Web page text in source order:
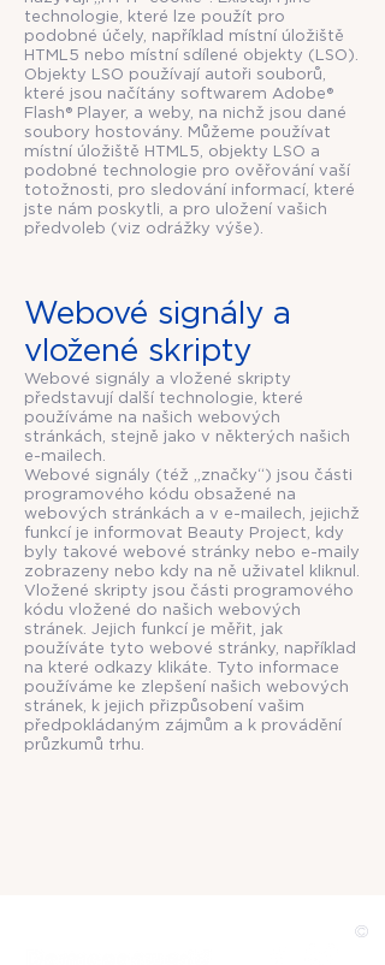
technologie, které lze použít pro
podobné účely, například místní úložiště
HTML5 nebo místní sdílené objekty (LSO).
Objekty LSO ​používají autoři souborů,
které jsou načítány softwarem Adobe®
Flash® Player, a weby, na nichž jsou dané
soubory hostovány. Můžeme používat
místní úložiště HTML5, objekty LSO a
podobné technologie pro ověřování vaší
totožnosti, pro sledování informací, které
jste nám poskytli, a pro uložení vašich
předvoleb (viz odrážky výše).
Webové signály a
vložené skripty
Webové signály a vložené skripty
představují další technologie, které
používáme na našich webových
stránkách, stejně jako v některých našich
e-mailech.
Webové signály (též „značky“) jsou části
programového kódu obsažené na
webových stránkách a v e-mailech, jejichž
funkcí je informovat Beauty Project, kdy
byly takové webové stránky nebo e-maily
zobrazeny nebo kdy na ně uživatel kliknul.
Vložené skripty jsou části programového
kódu vložené do našich webových
stránek. Jejich funkcí je měřit, jak
používáte tyto webové stránky, například
na které odkazy klikáte. Tyto informace
používáme ke zlepšení našich webových
stránek, k jejich přizpůsobení vašim
předpokládaným zájmům a k provádění
průzkumů trhu.
©